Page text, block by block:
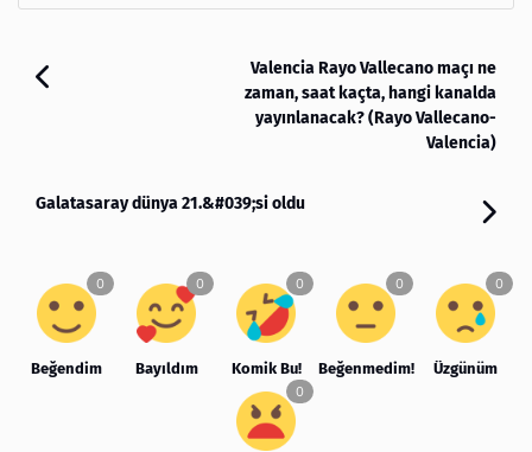
Valencia Rayo Vallecano maçı ne
zaman, saat kaçta, hangi kanalda
yayınlanacak? (Rayo Vallecano-
Valencia)
Galatasaray dünya 21.&#039;si oldu
Beğendim Bayıldım Komik Bu! Beğenmedim! Üzgünüm